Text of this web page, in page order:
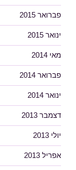
פברואר 2015
ינואר 2015
מאי 2014
פברואר 2014
ינואר 2014
דצמבר 2013
יולי 2013
אפריל 2013